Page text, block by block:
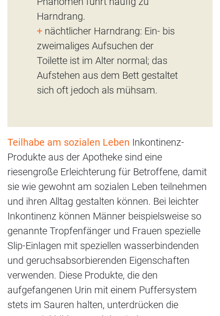
Harndrang.
+ nächtlicher Harndrang: Ein- bis
zweimaliges Aufsuchen der
Toilette ist im Alter normal; das
Aufstehen aus dem Bett gestaltet
sich oft jedoch als mühsam.
Teilhabe am sozialen Leben Inkontinenz-
Produkte aus der Apotheke sind eine
riesengroße Erleichterung für Betroffene, damit
sie wie gewohnt am sozialen Leben teilnehmen
und ihren Alltag gestalten können. Bei leichter
Inkontinenz können Männer beispielsweise so
genannte Tropfenfänger und Frauen spezielle
Slip-Einlagen mit speziellen wasserbindenden
und geruchsabsorbierenden Eigenschaften
verwenden. Diese Produkte, die den
aufgefangenen Urin mit einem Puffersystem
stets im Sauren halten, unterdrücken die